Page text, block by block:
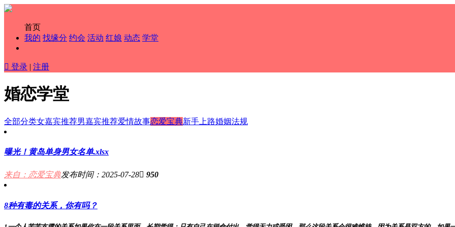
首页
我的 找缘分 约会 活动 红娘 动态 学堂
 登录 | 注册
婚恋学堂
全部分类女嘉宾推荐男嘉宾推荐爱情故事恋爱宝典新手上路婚姻法规
曝光！黄岛单身男女名单.xlsx
来自： 恋爱宝典发布时间：2025-07-28 950
8种有毒的关系，你有吗？